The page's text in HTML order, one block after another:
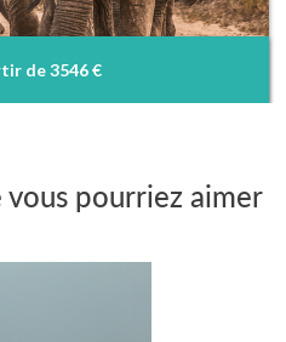
de 3546 €
vous pourriez aimer